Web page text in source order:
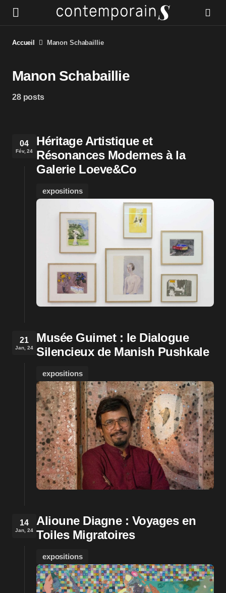
Accueil Manon Schabaillie
Manon Schabaillie
28 posts
04
Fév, 24
Héritage Artistique et
Résonances Modernes à la
Galerie Loeve&Co
expositions
21
Jan, 24
Musée Guimet : le Dialogue
Silencieux de Manish Pushkale
expositions
14
Jan, 24
Alioune Diagne : Voyages en
Toiles Migratoires
expositions